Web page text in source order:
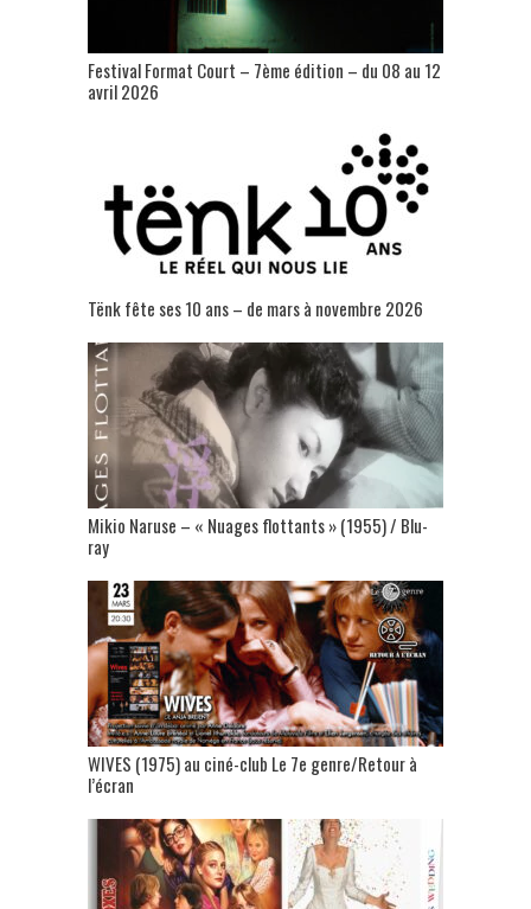
Festival Format Court – 7ème édition – du 08 au 12
avril 2026
Tënk fête ses 10 ans – de mars à novembre 2026
Mikio Naruse – « Nuages flottants » (1955) / Blu-
ray
WIVES (1975) au ciné-club Le 7e genre/Retour à
l’écran